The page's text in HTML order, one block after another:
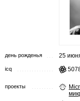
день рожденья 25
icq
проекты